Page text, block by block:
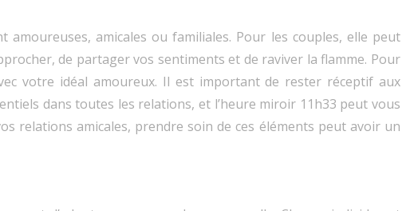
amicales ou familiales. Pour les couples, elle peut
de partager vos sentiments et de raviver la flamme. Pour
votre idéal amoureux. Il est important de rester réceptif aux
dans toutes les relations, et l’heure miroir 11h33 peut vous
relations amicales, prendre soin de ces éléments peut avoir un